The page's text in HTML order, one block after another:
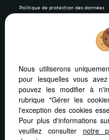
Politique de protection des données
Afin de vous offrir un
votre PC, votre
s’adapte
Nous utiliserons
pour lesquelles vous
pouvez les modifier à
rubrique "Gérer les
l'exception des cookies
Pour plus d'informations
veuillez consulter notre